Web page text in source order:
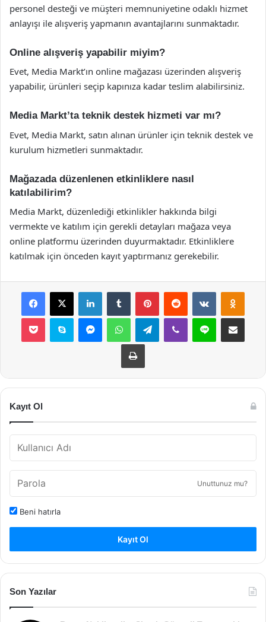
personel desteği ve müşteri memnuniyetine odaklı hizmet
anlayışı ile alışveriş yapmanın avantajlarını sunmaktadır.
Online alışveriş yapabilir miyim?
Evet, Media Markt’ın online mağazası üzerinden alışveriş
yapabilir, ürünleri seçip kapınıza kadar teslim alabilirsiniz.
Media Markt’ta teknik destek hizmeti var mı?
Evet, Media Markt, satın alınan ürünler için teknik destek ve
kurulum hizmetleri sunmaktadır.
Mağazada düzenlenen etkinliklere nasıl
katılabilirim?
Media Markt, düzenlediği etkinlikler hakkında bilgi
vermekte ve katılım için gerekli detayları mağaza veya
online platformu üzerinden duyurmaktadır. Etkinliklere
katılmak için önceden kayıt yaptırmanız gerekebilir.
Facebook
X LinkedInTumblr PinterestReddit VKontakte
Pocket Skype MessengerWhatsAppTelegramViber Line E-Posta ile
Yazdır
Kayıt Ol
Unuttunuz mu?
Beni hatırla
Kayıt Ol
Son Yazılar